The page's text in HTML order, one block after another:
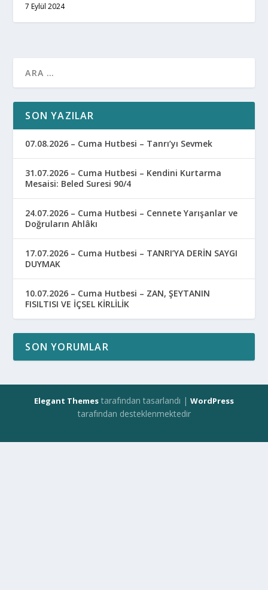
7 Eylül 2024
SON YAZILAR
07.08.2026 – Cuma Hutbesi – Tanrı’yı Sevmek
31.07.2026 – Cuma Hutbesi – Kendini Kurtarma
Mesaisi: Beled Suresi 90/4
24.07.2026 – Cuma Hutbesi – Cennete Yarışanlar ve
Doğruların Ahlâkı
17.07.2026 – Cuma Hutbesi – TANRI’YA DERİN SAYGI
DUYMAK
10.07.2026 – Cuma Hutbesi – ZAN, ŞEYTANIN
FISILTISI VE İÇSEL KİRLİLİK
SON YORUMLAR
Elegant Themes tarafından tasarlandı | WordPress
tarafından desteklenmektedir